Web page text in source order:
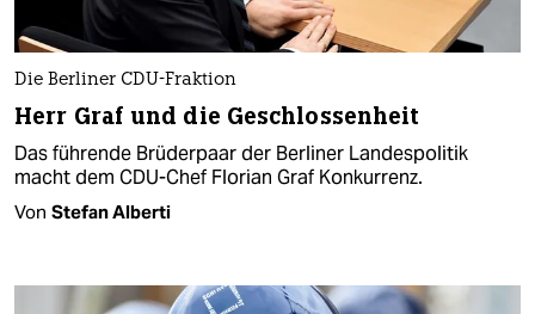
Die Berliner CDU-Fraktion
Herr Graf und die Geschlossenheit
Das führende Brüderpaar der Berliner Landespolitik
macht dem CDU-Chef Florian Graf Konkurrenz.
Von Stefan Alberti